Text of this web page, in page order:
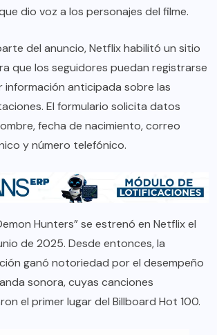
dio voz a los personajes del filme.
del anuncio, Netflix habilitó un sitio
que los seguidores puedan registrarse
información anticipada sobre las
El formulario solicita datos
fecha de nacimiento, correo
y número telefónico.
Hunters” se estrenó en Netflix el
de 2025. Desde entonces, la
ganó notoriedad por el desempeño
sonora, cuyas canciones
el primer lugar del Billboard Hot 100.